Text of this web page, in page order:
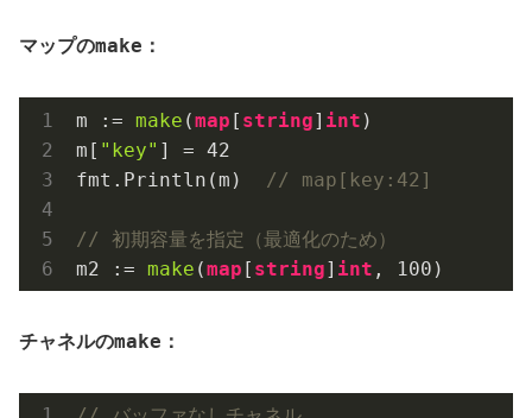
マップのmake ：
m := make (map [ string] int )
m[ "key" ] = 42
fmt.Println(m)
// map[key:42]
// 初期容量を指定（最適化のため）
m2 := make (map [ string] int , 100
チャネルのmake ：